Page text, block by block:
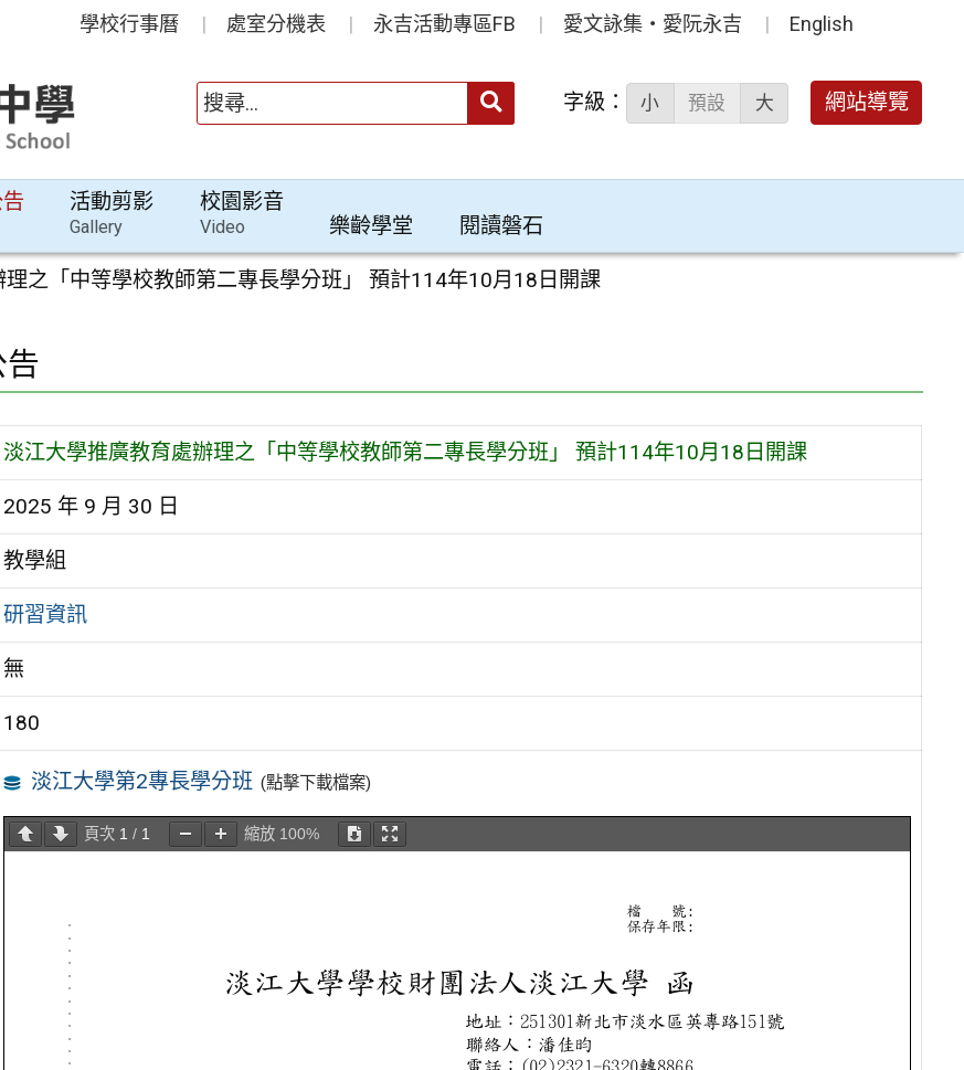
學校行事曆 處室分機表 永吉活動專區FB 愛文詠集‧愛阮永吉 English
送出 字級： 小 預設 大 網站導覽
活動剪影
Gallery
校園影音
Video 樂齡學堂 閱讀磐石
之「中等學校教師第二專長學分班」 預計114年10月18日開課
淡江大學推廣教育處辦理之「中等學校教師第二專長學分班」 預計114年10月18日開課
2025 年 9 月 30 日
教學組
研習資訊
無
180
淡江大學第2專長學分班 (點擊下載檔案)
頁次 1 / 1 縮放 100%